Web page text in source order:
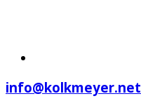
info@kolkmeyer.net